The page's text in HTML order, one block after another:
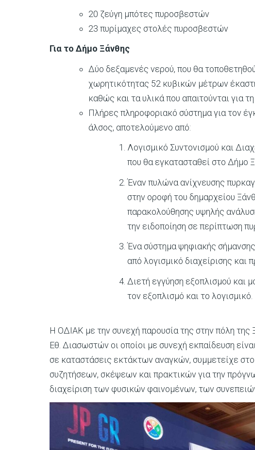
20 ζεύγη μπότες πυροσβεστών
23 πυρίμαχες στολές πυροσβεστών
Για το Δήμο Ξάνθης
Δύο δεξαμενές νερού, που θα
χωρητικότητας 52 κυβικών μέτρων
καθώς και τα υλικά που απαιτούνται για
Πλήρες πληροφοριακό σύστημα για τον
άλσος, αποτελούμενο από:
Λογισμικό Συντονισμού και
που θα εγκατασταθεί στο Δήμο
Έναν πυλώνα ανίχνευσης
στην οροφή του δημαρχείου
παρακολούθησης υψηλής
την ειδοποίηση σε περίπτωση
Ένα σύστημα ψηφιακής
από λογισμικό διαχείρισης και
Διετή εγγύηση εξοπλισμού και
τον εξοπλισμό και το λογισμικό.
Η ΟΔΙΑΚ με την συνεχή παρουσία της στην πόλη της
Εθ. Διασωστών οι οποίοι με συνεχή εκπαίδευση
σε καταστάσεις εκτάκτων αναγκών, συμμετείχε
συζητήσεων, σκέψεων και πρακτικών για την
διαχείριση των φυσικών φαινομένων, των